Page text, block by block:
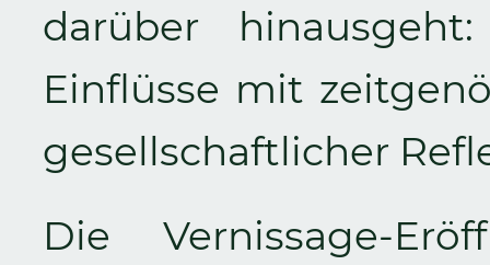
darüber
Einflüsse mit
gesellschaftlicher
Die Vernissage-